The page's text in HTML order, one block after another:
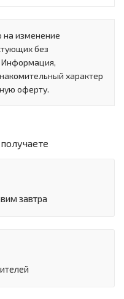
на изменение
без
Информация,
характер
оферту.
завтра